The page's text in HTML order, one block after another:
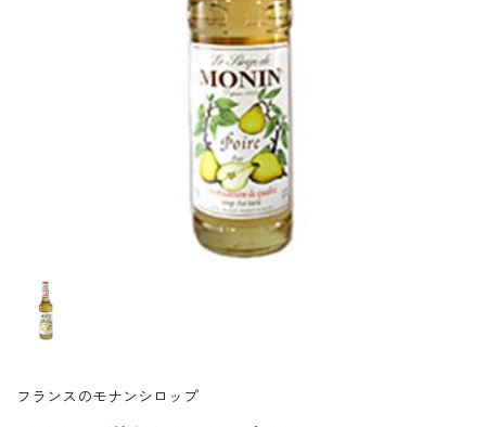
フランスのモナンシロップ